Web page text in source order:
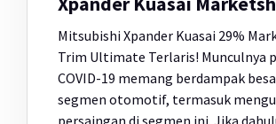
Mitsubishi Xpander Kuasai 29%
Trim Ultimate Terlaris! Munculnya
COVID-19 memang berdampak
segmen otomotif, termasuk
persaingan di segmen ini. Jika